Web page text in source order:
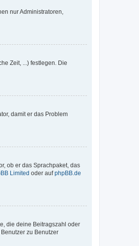
nur Administratoren,
Zeit, ...) festlegen. Die
damit er das Problem
ob er das Sprachpaket, das
Limited oder aufphpBB.de
die deine Beitragszahl oder
zu Benutzer